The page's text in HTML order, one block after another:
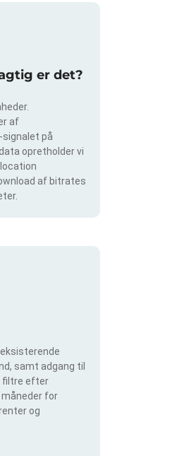
er det?
af
på
opretholder vi
af bitrates
samt adgang til
filtre efter
måneder for
og